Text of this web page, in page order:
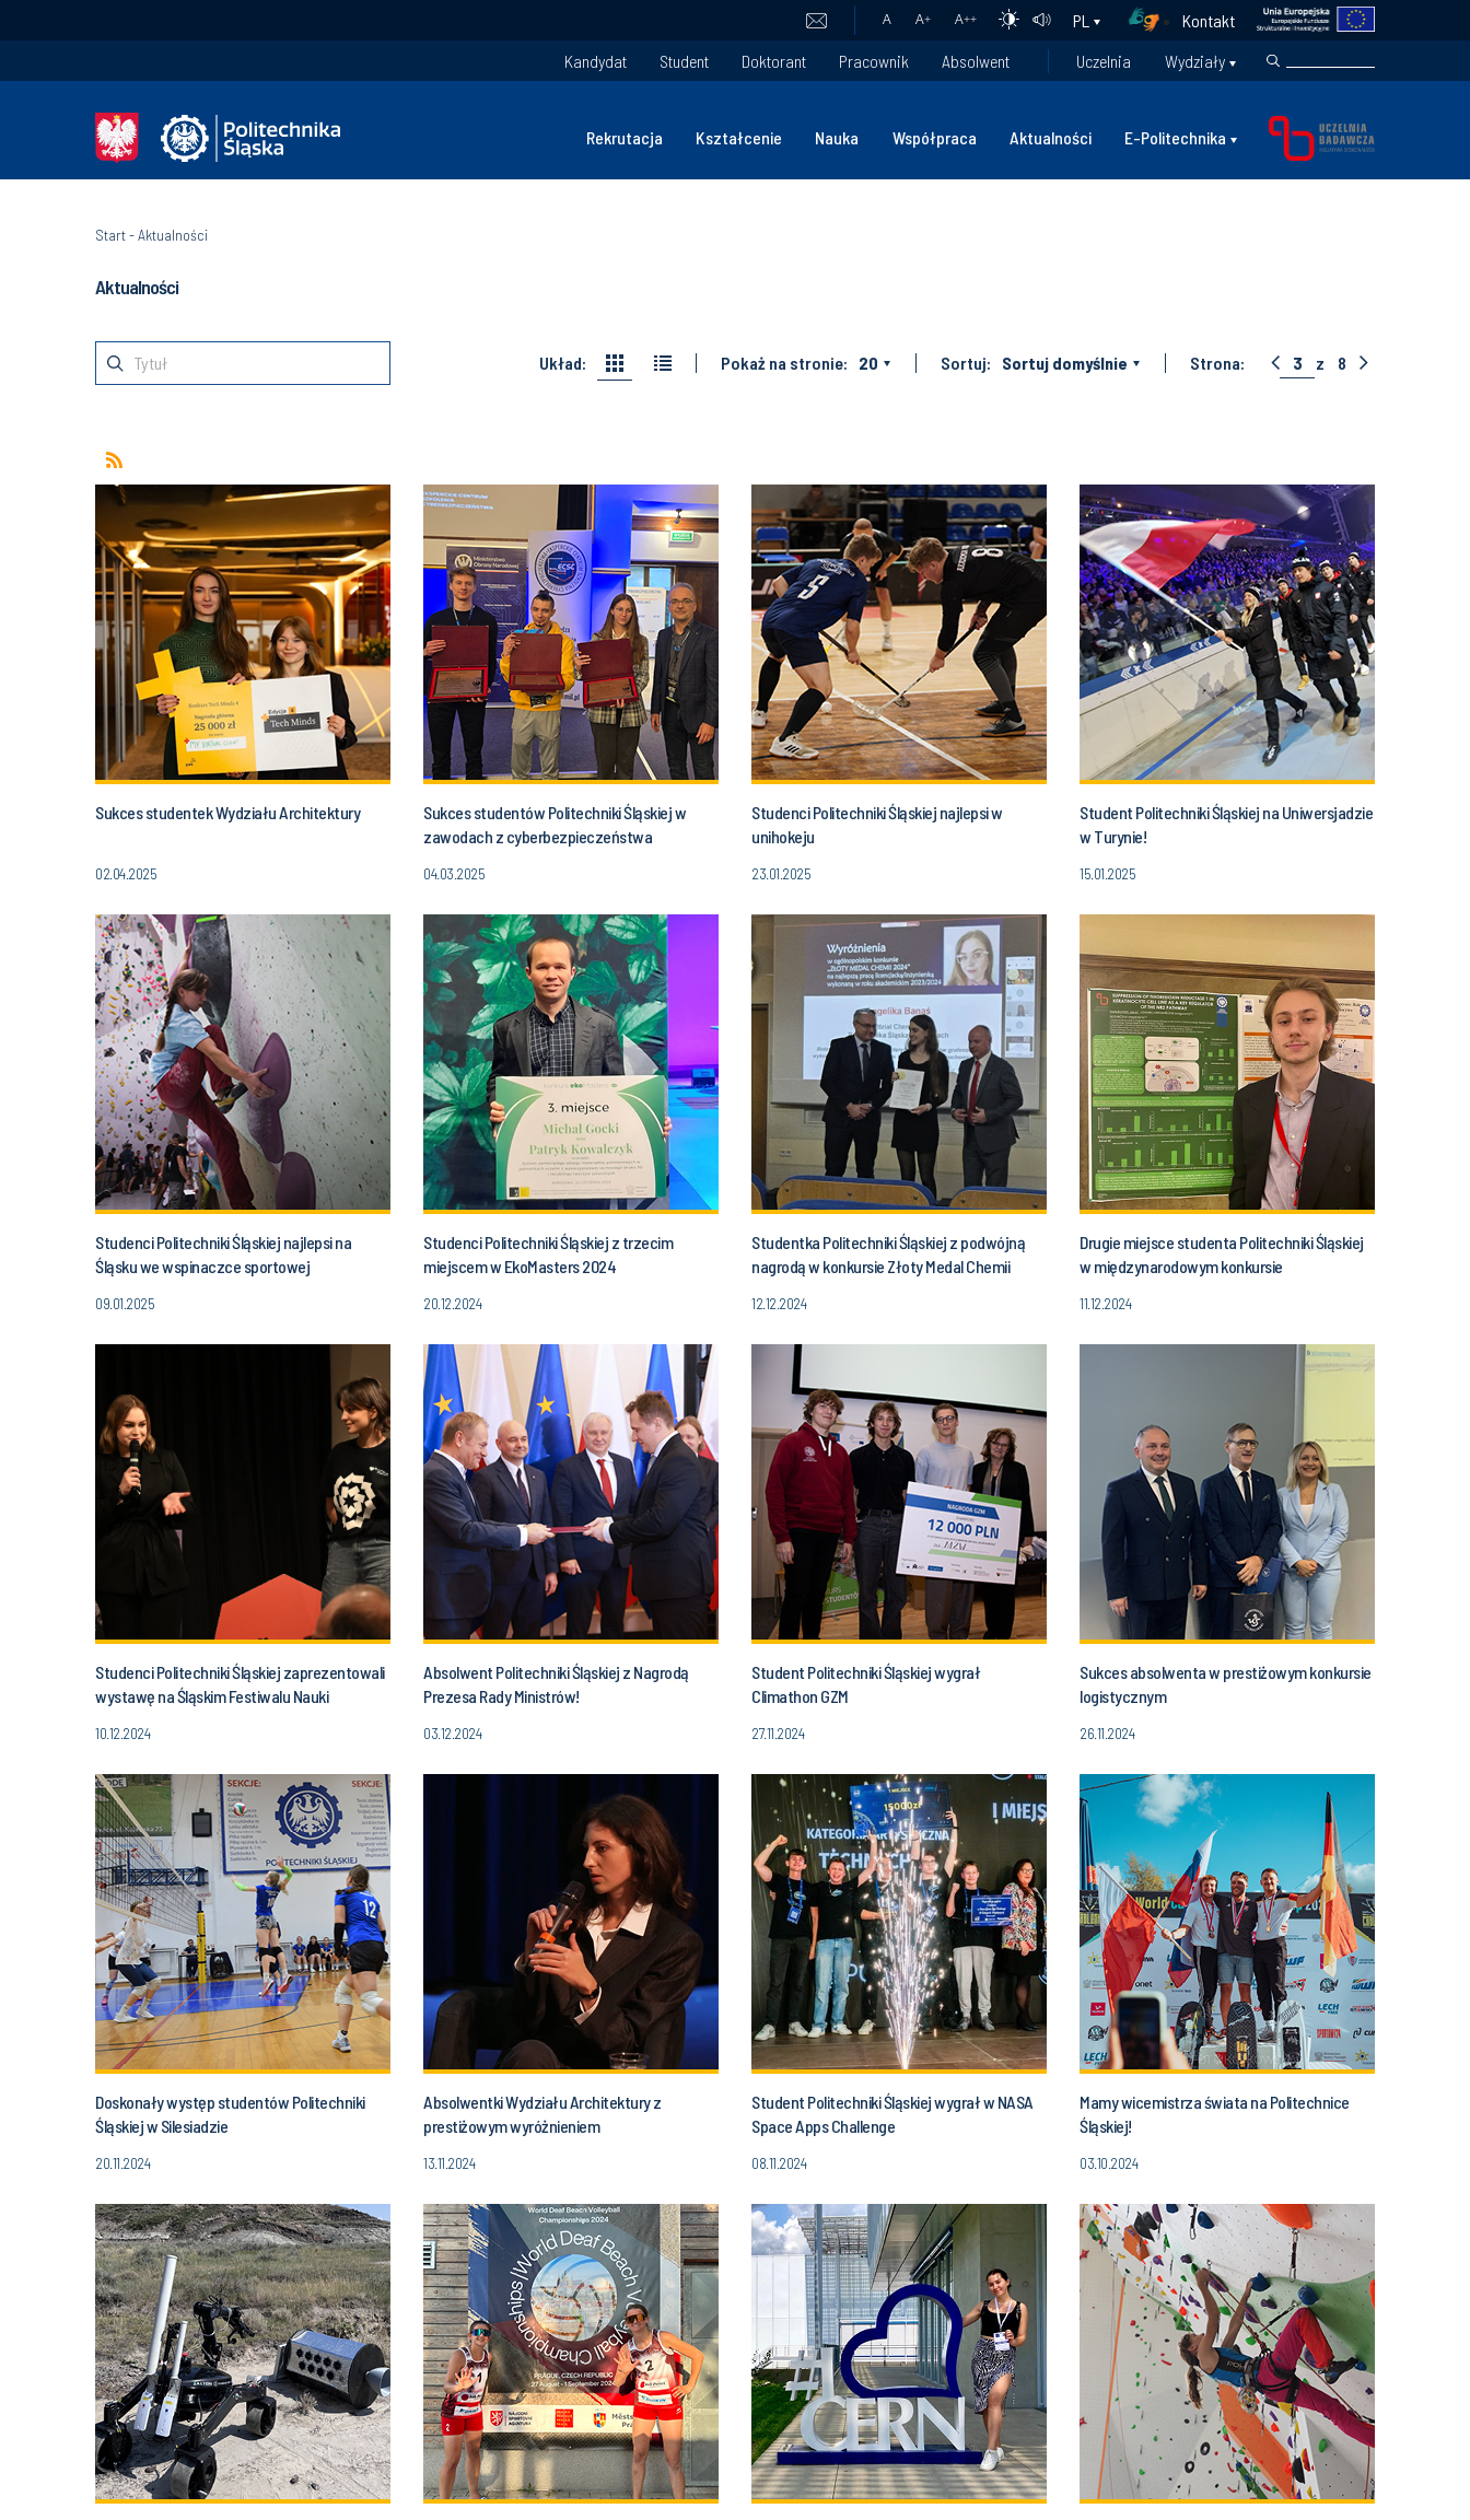
A A+ A++ PL
Kontakt
Kandydat
Student Doktorant Pracownik Absolwent Uczelnia Wydziały
Rekrutacja Kształcenie Nauka Współpraca Aktualności E-Politechnika
Start-Aktualności
Aktualności
Układ: Pokaż na stronie: 20 Sortuj: Sortuj domyślnie Strona: 3 z 8
Sukces studentek Wydziału Architektury
02.04.2025
Sukces studentów Politechniki Śląskiej w
zawodach z cyberbezpieczeństwa
04.03.2025
Studenci Politechniki Śląskiej najlepsi w
unihokeju
23.01.2025
Student Politechniki Śląskiej na Uniwersjadzie
w Turynie!
15.01.2025
Studenci Politechniki Śląskiej najlepsi na
Śląsku we wspinaczce sportowej
09.01.2025
Studenci Politechniki Śląskiej z trzecim
miejscem w EkoMasters 2024
20.12.2024
Studentka Politechniki Śląskiej z podwójną
nagrodą w konkursie Złoty Medal Chemii
12.12.2024
Drugie miejsce studenta Politechniki Śląskiej
w międzynarodowym konkursie
11.12.2024
Studenci Politechniki Śląskiej zaprezentowali
wystawę na Śląskim Festiwalu Nauki
10.12.2024
Absolwent Politechniki Śląskiej z Nagrodą
Prezesa Rady Ministrów!
03.12.2024
Student Politechniki Śląskiej wygrał
Climathon GZM
27.11.2024
Sukces absolwenta w prestiżowym konkursie
logistycznym
26.11.2024
Doskonały występ studentów Politechniki
Śląskiej w Silesiadzie
20.11.2024
Absolwentki Wydziału Architektury z
prestiżowym wyróżnieniem
13.11.2024
Student Politechniki Śląskiej wygrał w NASA
Space Apps Challenge
08.11.2024
Mamy wicemistrza świata na Politechnice
Śląskiej!
03.10.2024